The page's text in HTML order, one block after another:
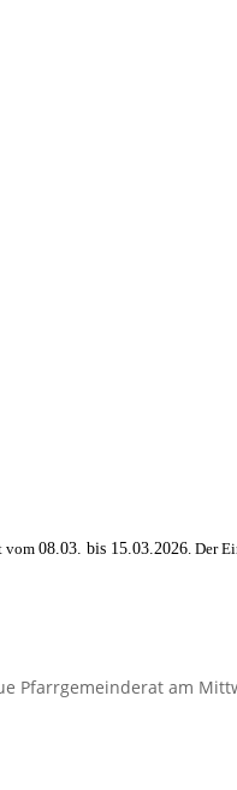
vom08.03. bis 15.03.2026. Der
Pfarrgemeinderat am